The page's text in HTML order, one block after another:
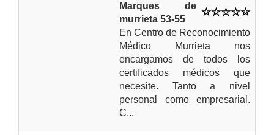
Marques de
murrieta 53-55
En Centro de Reconocimiento
Médico Murrieta nos
encargamos de todos los
certificados médicos que
necesite. Tanto a nivel
personal como empresarial.
C...